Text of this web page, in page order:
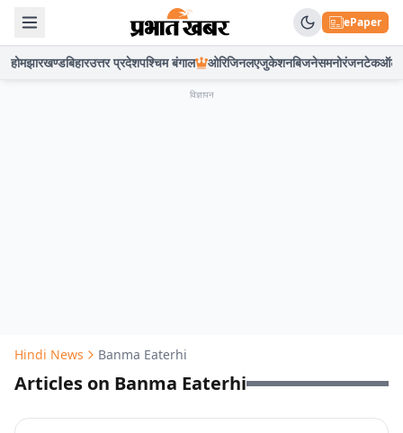
ePaper
होमझारखण्डबिहारउत्तर प्रदेशपश्चिम बंगाल ओरिजिनलएजुकेशनबिजनेसमनोरंजनटेकऑटो
विज्ञापन
Hindi News Banma Eaterhi
Articles on Banma Eaterhi